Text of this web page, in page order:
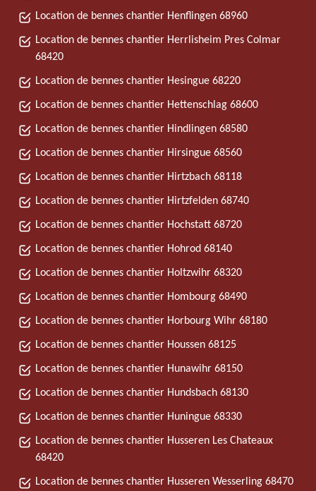
Location de bennes chantier Henflingen 68960
Location de bennes chantier Herrlisheim Pres Colmar
68420
Location de bennes chantier Hesingue 68220
Location de bennes chantier Hettenschlag 68600
Location de bennes chantier Hindlingen 68580
Location de bennes chantier Hirsingue 68560
Location de bennes chantier Hirtzbach 68118
Location de bennes chantier Hirtzfelden 68740
Location de bennes chantier Hochstatt 68720
Location de bennes chantier Hohrod 68140
Location de bennes chantier Holtzwihr 68320
Location de bennes chantier Hombourg 68490
Location de bennes chantier Horbourg Wihr 68180
Location de bennes chantier Houssen 68125
Location de bennes chantier Hunawihr 68150
Location de bennes chantier Hundsbach 68130
Location de bennes chantier Huningue 68330
Location de bennes chantier Husseren Les Chateaux
68420
Location de bennes chantier Husseren Wesserling 68470